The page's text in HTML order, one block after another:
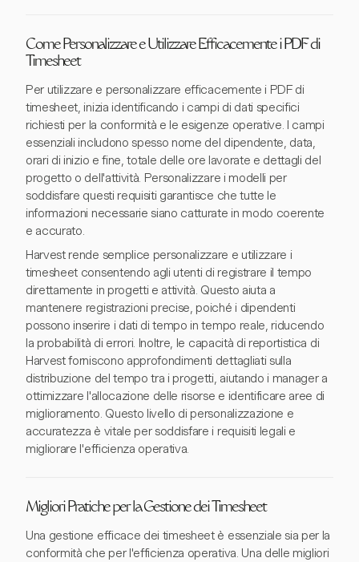
Come Personalizzare e Utilizzare Efficacemente i PDF di
Timesheet
Per utilizzare e personalizzare efficacemente i PDF di
timesheet, inizia identificando i campi di dati specifici
richiesti per la conformità e le esigenze operative. I campi
essenziali includono spesso nome del dipendente, data,
orari di inizio e fine, totale delle ore lavorate e dettagli del
progetto o dell'attività. Personalizzare i modelli per
soddisfare questi requisiti garantisce che tutte le
informazioni necessarie siano catturate in modo coerente
e accurato.
Harvest rende semplice personalizzare e utilizzare i
timesheet consentendo agli utenti di registrare il tempo
direttamente in progetti e attività. Questo aiuta a
mantenere registrazioni precise, poiché i dipendenti
possono inserire i dati di tempo in tempo reale, riducendo
la probabilità di errori. Inoltre, le capacità di reportistica di
Harvest forniscono approfondimenti dettagliati sulla
distribuzione del tempo tra i progetti, aiutando i manager a
ottimizzare l'allocazione delle risorse e identificare aree di
miglioramento. Questo livello di personalizzazione e
accuratezza è vitale per soddisfare i requisiti legali e
migliorare l'efficienza operativa.
Migliori Pratiche per la Gestione dei Timesheet
Una gestione efficace dei timesheet è essenziale sia per la
conformità che per l'efficienza operativa. Una delle migliori